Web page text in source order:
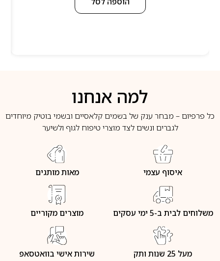
למה אנחנו
כל פרפיום – מבחר ענק של בשמים קלאסיים ובשמי בוטיק מיוחדים
לגברים ונשים לצד מוצרי טיפוח לגוף ולשיער
איסוף עצמי מאות מותגים
משלוחים לבית ב-5 ימי עסקים מוצרים מקוריים
מעל 25 שנות ותק שירות אישי בוואטסאפ